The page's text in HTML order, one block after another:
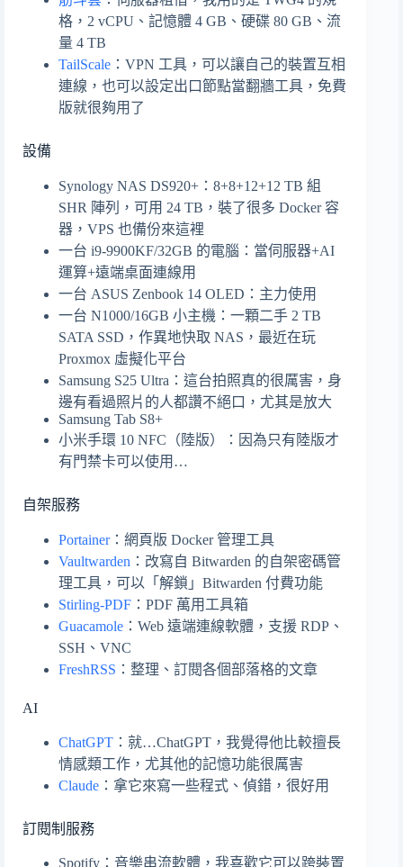
格，2 vCPU、記憶體 4 GB、硬碟 80 GB、流
量 4 TB
TailScale ：VPN 工具，可以讓自己的裝置互相
連線，也可以設定出口節點當翻牆工具，免費
版就很夠用了
設備
Synology NAS DS920+：8+8+12+12 TB 組
SHR 陣列，可用 24 TB，裝了很多 Docker 容
器，VPS 也備份來這裡
一台 i9-9900KF/32GB 的電腦：當伺服器+AI
運算+遠端桌面連線用
一台 ASUS Zenbook 14 OLED：主力使用
一台 N1000/16GB 小主機：一顆二手 2 TB
SATA SSD，作異地快取 NAS，最近在玩
Proxmox 虛擬化平台
Samsung S25 Ultra：這台拍照真的很厲害，身
邊有看過照片的人都讚不絕口，尤其是放大
Samsung Tab S8+
小米手環 10 NFC（陸版）：因為只有陸版才
有門禁卡可以使用…
自架服務
Portainer：網頁版 Docker 管理工具
Vaultwarden ：改寫自 Bitwarden 的自架密碼管
理工具，可以「解鎖」Bitwarden 付費功能
Stirling-PDF ：PDF 萬用工具箱
Guacamole ：Web 遠端連線軟體，支援 RDP、
SSH、VNC
FreshRSS ：整理、訂閱各個部落格的文章
AI
ChatGPT ：就…ChatGPT，我覺得他比較擅長
情感類工作，尤其他的記憶功能很厲害
Claude ：拿它來寫一些程式、偵錯，很好用
訂閱制服務
Spotify：音樂串流軟體，我喜歡它可以跨裝置